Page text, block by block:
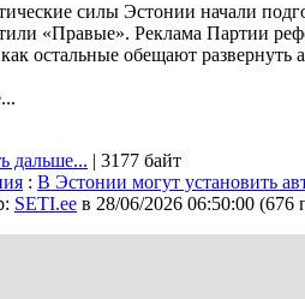
силы Эстонии начали
«Правые». Реклама Партии
как остальные обещают
дальше... | 3177 байт
: В Эстонии могут установить
SETI.ee в 28/06/2026 06:50:00 (676